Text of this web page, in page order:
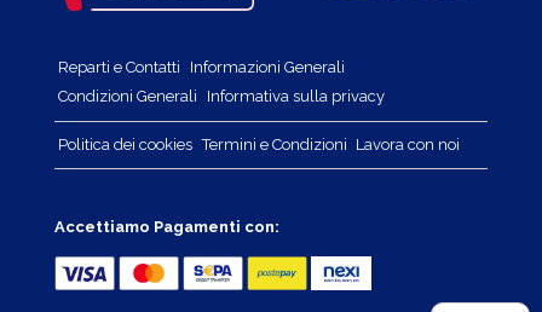
Reparti e Contatti
Informazioni Generali
Condizioni Generali
Informativa sulla privacy
Politica dei cookies Termini e Condizioni Lavora con noi
Accettiamo Pagamenti con: